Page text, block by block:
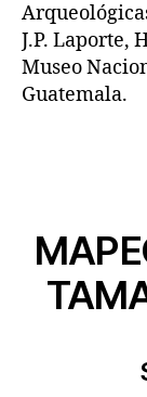
J.P. Laporte,
Museo
Guatemala.